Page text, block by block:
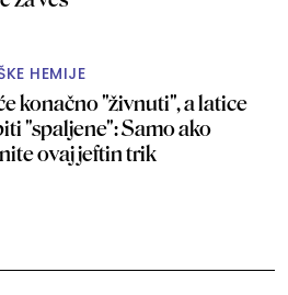
HEMIJE
konačno "živnuti", a latice
"spaljene": Samo ako
ovaj jeftin trik